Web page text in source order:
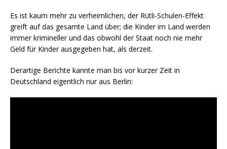
Es ist kaum mehr zu verheimlichen, der Rütli-Schulen-Effekt
greift auf das gesamte Land über; die Kinder im Land werden
immer krimineller und das obwohl der Staat noch nie mehr
Geld für Kinder ausgegeben hat, als derzeit.
Derartige Berichte kannte man bis vor kurzer Zeit in
Deutschland eigentlich nur aus Berlin: